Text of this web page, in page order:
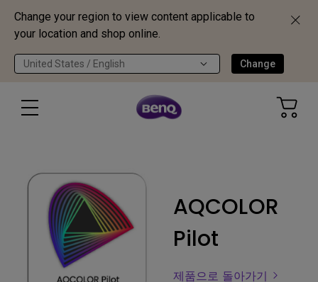
Change your region to view content applicable to
your location and shop online.
United States / English Change
AQCOLOR
Pilot
제품으로 돌아가기